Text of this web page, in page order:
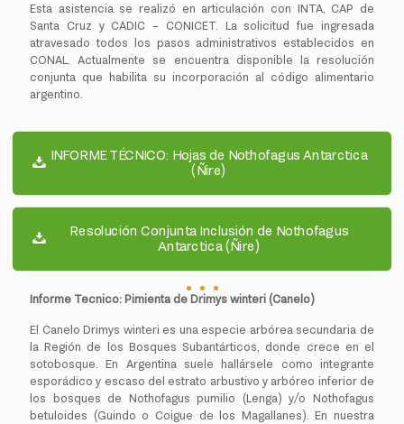
Esta asistencia se realizó en articulación con INTA, CAP de
Santa Cruz y CADIC – CONICET. La solicitud fue ingresada
atravesado todos los pasos administrativos establecidos en
CONAL. Actualmente se encuentra disponible la resolución
conjunta que habilita su incorporación al código alimentario
argentino.
INFORME TÉCNICO: Hojas de Nothofagus Antarctica
(Ñire)
Resolución Conjunta Inclusión de Nothofagus
Antarctica (Ñire)
Informe Tecnico: Pimienta de Drimys winteri (Canelo)
El Canelo Drimys winteri es una especie arbórea secundaria de
la Región de los Bosques Subantárticos, donde crece en el
sotobosque. En Argentina suele hallársele como integrante
esporádico y escaso del estrato arbustivo y arbóreo inferior de
los bosques de Nothofagus pumilio (Lenga) y/o Nothofagus
betuloides (Guindo o Coigue de los Magallanes). En nuestra